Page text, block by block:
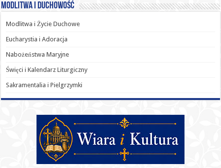
Modlitwa i Duchowość
Modlitwa i Życie Duchowe
Eucharystia i Adoracja
Nabożeństwa Maryjne
Święci i Kalendarz Liturgiczny
Sakramentalia i Pielgrzymki